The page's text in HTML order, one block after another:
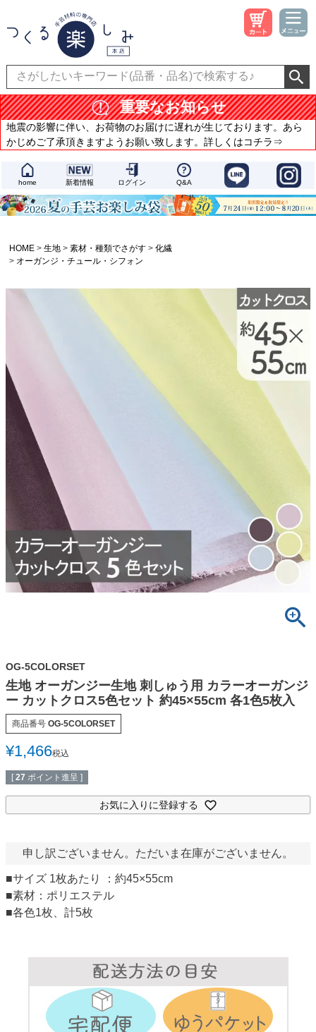
重要なお知らせ
地震の影響に伴い、お荷物のお届けに遅れが生じております。あら
かじめご了承頂きますようお願い致します。詳しくはコチラ⇒
home 新着情報 ログイン Q&A
HOME 生地 素材・種類でさがす
化繊
オーガンジ・チュール・シフォン
OG-5COLORSET
生地 オーガンジー生地 刺しゅう用 カラーオーガンジ
ー カットクロス5色セット 約45×55cm 各1色5枚入
商品番号 OG-5COLORSET
¥1,466税込
[ 27 ポイント進呈 ]
お気に入りに登録する
申し訳ございません。ただいま在庫がございません。
■サイズ 1枚あたり ：約45×55cm
■素材：ポリエステル
■各色1枚、計5枚